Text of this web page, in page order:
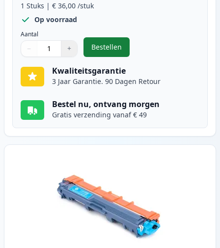
1 Stuks | € 36,00 /stuk
Op voorraad
Aantal
Gebruik de knoppen om aan te passen
− +
1
Bestellen
,Brother TN241BK toner zwart
Kwaliteitsgarantie
3 Jaar Garantie. 90 Dagen Retour
Bestel nu, ontvang morgen
Gratis verzending vanaf € 49